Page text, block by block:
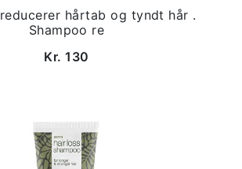
hårtab og tyndt hår .
Shampoo re
Kr. 130